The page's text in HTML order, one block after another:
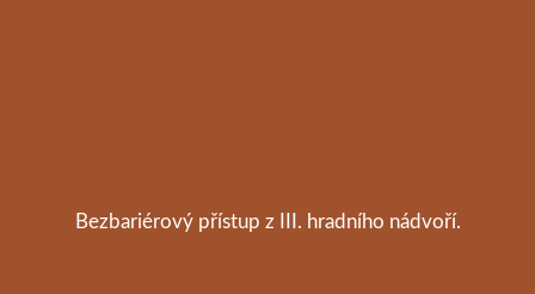
Bezbariérový přístup z III. hradního nádvoří.